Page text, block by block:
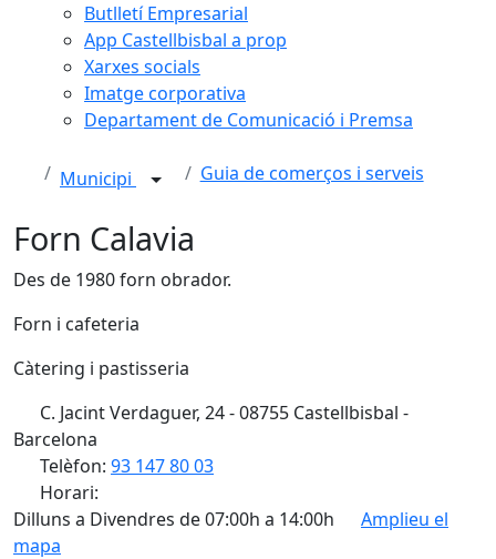
Butlletí Empresarial
App Castellbisbal a prop
Xarxes socials
Imatge corporativa
Departament de Comunicació i Premsa
Municipi Guia de comerços i serveis
Forn Calavia
Des de 1980 forn obrador.
Forn i cafeteria
Càtering i pastisseria
C. Jacint Verdaguer, 24 - 08755 Castellbisbal -
Barcelona
Telèfon: 93 147 80 03
Horari:
Dilluns a Divendres de 07:00h a 14:00h
Amplieu el
mapa